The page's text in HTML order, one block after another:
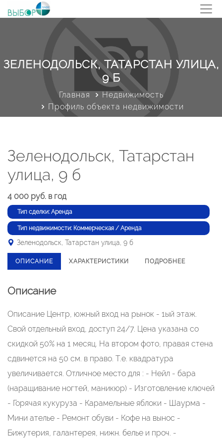
ЗЕЛЕНОДОЛЬСК, ТАТАРСТАН УЛИЦА,
9 Б
Главная
Недвижимость
Профиль объекта недвижимости
Зеленодольск, Татарстан
улица, 9 б
4 000 руб. в год
Тип сделки: Аренда
Тип недвижимости: Коммерческая / Аренда
Зеленодольск, Татарстан улица, 9 б
ОПИСАНИЕ ХАРАКТЕРИСТИКИ ПОДРОБНЕЕ
Описание
Описание Центр, южный вход на рынок - 1ый этаж.
Свой отдельный вход, доступ 24/7. Цена указана со
скидкой 50% на 1 месяц. На втором фото, правая стена
сдвинется на 50 см. в право. Т.е. квадратура
увеличивается. Отличное место для : - Нейл - бара
(наращивание ногтей, маникюр) - Изготовление ключей
- Горячая кукуруза - Карамельные яблоки - Шаурма -
Мини ателье - Ремонт обуви - Кофе на вынос -
Бижутерия, галантерея, нижн. белье и проч. -